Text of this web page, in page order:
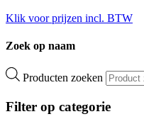
Klik voor prijzen incl. BTW
Zoek op naam
Producten zoeken
Filter op categorie